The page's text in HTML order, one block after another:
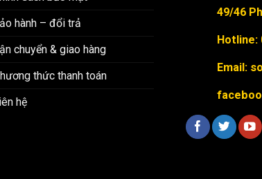
hành – đổi trả
chuyển & giao hàng
thức thanh toán
hệ
49/46
Hotline:
Email: